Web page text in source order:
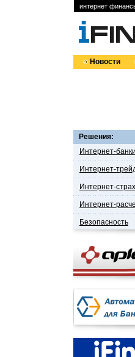
интернет
Новости
Решения:
Интернет-
Интернет-
Интернет-
Интернет-
Безопасность